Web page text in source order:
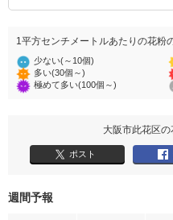
1平方センチメートルあたりの花粉
少ない(～10個)
多い(30個～)
極めて多い(100個～)
大阪市此花区
ポスト
週間予報